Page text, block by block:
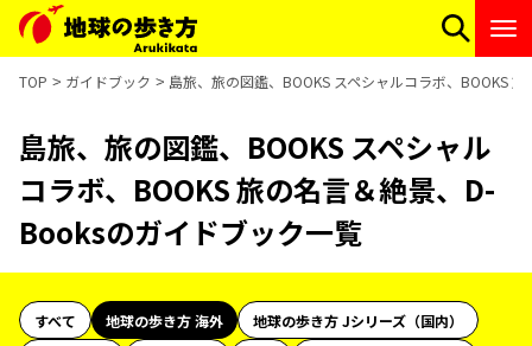
TOP ガイドブック 島旅、旅の図鑑、BOOKS スペシャルコラボ、BOOKS
島旅、旅の図鑑、BOOKS スペシャル
コラボ、BOOKS 旅の名言＆絶景、D-
Booksのガイドブック一覧
すべて 地球の歩き方 海外
地球の歩き方 Jシリーズ（国内）